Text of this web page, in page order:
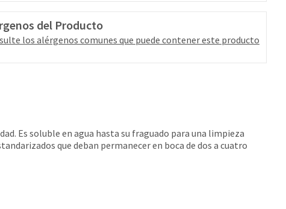
del Producto
los alérgenos comunes que puede contener este producto
Es soluble en agua hasta su fraguado para una limpieza
que deban permanecer en boca de dos a cuatro